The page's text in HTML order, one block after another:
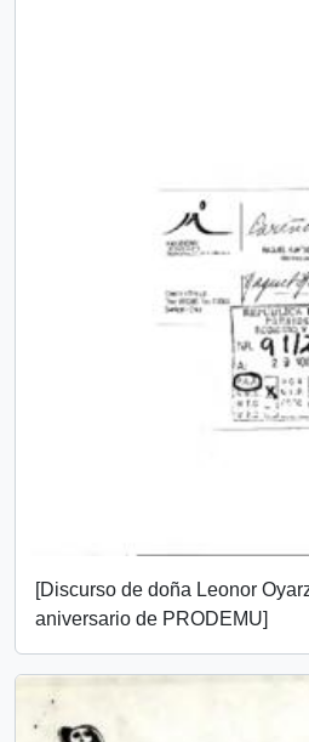
[Discurso de doña Leonor
aniversario de PRODEMU]